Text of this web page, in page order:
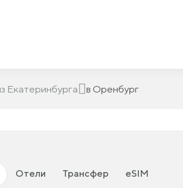
Екатеринбурга в Оренбург
Отели Трансфер eSIM